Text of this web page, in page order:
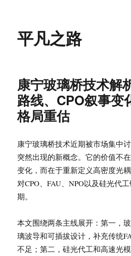
平凡之路
康宁玻璃桥技术解
路线、CPO叙事变
格局重估
康宁玻璃桥技术近期被市场集中
突然出现的新概念。它的价值不
变化，而在于重新定义高密度光
对CPO、FAU、NPO以及硅光代
期。
本文围绕两条主线展开：第一，
璃波导和可插拔设计，补充传统
不足；第二，硅光代工和高速光